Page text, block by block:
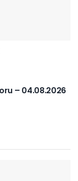
– 04.08.2026